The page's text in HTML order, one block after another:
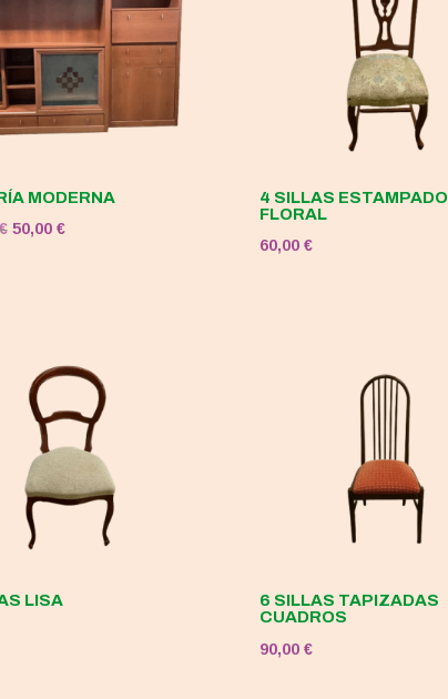
MODERNA
El
50,00 €El
4 SILLAS ESTAMPADO
FLORAL
60,00€
LISA
6 SILLAS TAPIZADAS
CUADROS
90,00€